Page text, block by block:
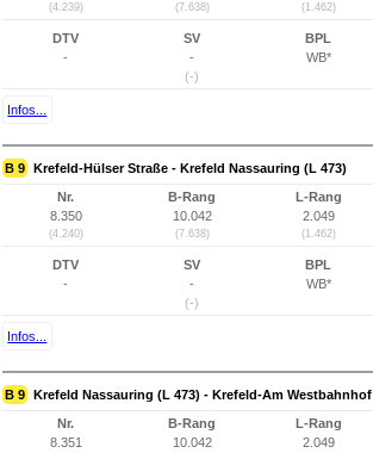
(4.239) (7.638) (1.462)
DTV
-
SV
-
(-)
BPL
WB*
Infos...
B 9 Krefeld-Hülser Straße - Krefeld Nassauring (L 473)
Nr.
8.350
(4.240)
B-Rang
10.042
(7.638)
L-Rang
2.049
(1.462)
DTV
-
SV
-
(-)
BPL
WB*
Infos...
B 9 Krefeld Nassauring (L 473) - Krefeld-Am Westbahnhof
Nr.
8.351
B-Rang
10.042
L-Rang
2.049